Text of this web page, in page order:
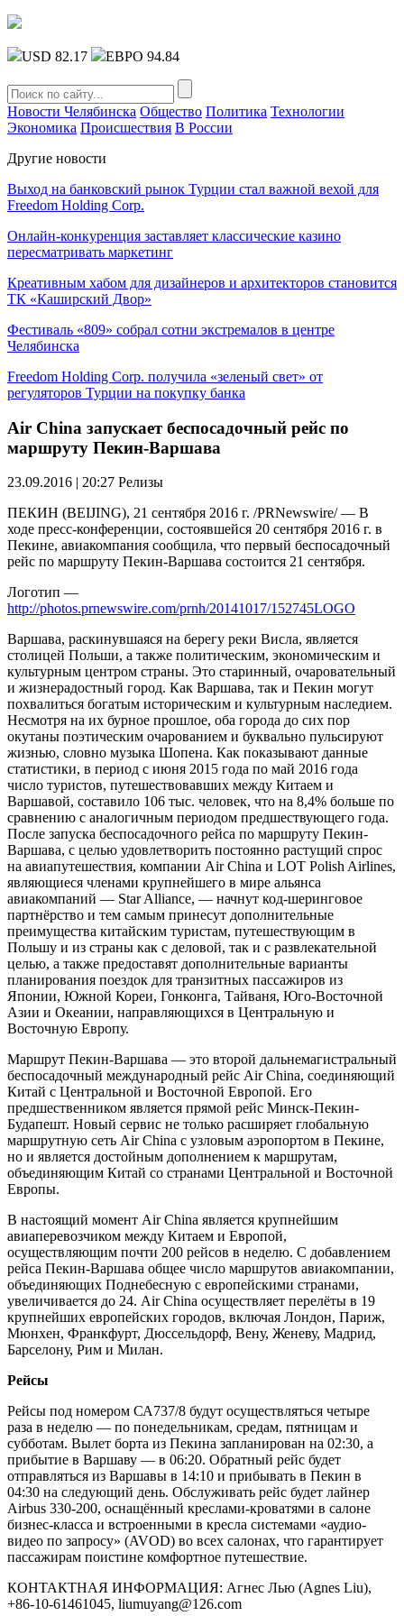
USD 82.17 ЕВРО 94.84
Новости Челябинска Общество Политика Технологии
Экономика Происшествия В России
Другие новости
Выход на банковский рынок Турции стал важной вехой для
Freedom Holding Corp.
Онлайн-конкуренция заставляет классические казино
пересматривать маркетинг
Креативным хабом для дизайнеров и архитекторов становится
ТК «Каширский Двор»
Фестиваль «809» собрал сотни экстремалов в центре
Челябинска
Freedom Holding Corp. получила «зеленый свет» от
регуляторов Турции на покупку банка
Air China запускает беспосадочный рейс по
маршруту Пекин-Варшава
23.09.2016 | 20:27 Релизы
ПЕКИН (BEIJING), 21 сентября 2016 г. /PRNewswire/ — В
ходе пресс-конференции, состоявшейся 20 сентября 2016 г. в
Пекине, авиакомпания сообщила, что первый беспосадочный
рейс по маршруту Пекин-Варшава состоится 21 сентября.
Логотип —
http://photos.prnewswire.com/prnh/20141017/152745LOGO
Варшава, раскинувшаяся на берегу реки Висла, является
столицей Польши, а также политическим, экономическим и
культурным центром страны. Это старинный, очаровательный
и жизнерадостный город. Как Варшава, так и Пекин могут
похвалиться богатым историческим и культурным наследием.
Несмотря на их бурное прошлое, оба города до сих пор
окутаны поэтическим очарованием и буквально пульсируют
жизнью, словно музыка Шопена. Как показывают данные
статистики, в период с июня 2015 года по май 2016 года
число туристов, путешествовавших между Китаем и
Варшавой, составило 106 тыс. человек, что на 8,4% больше по
сравнению с аналогичным периодом предшествующего года.
После запуска беспосадочного рейса по маршруту Пекин-
Варшава, с целью удовлетворить постоянно растущий спрос
на авиапутешествия, компании Air China и LOT Polish Airlines,
являющиеся членами крупнейшего в мире альянса
авиакомпаний — Star Alliance, — начнут код-шеринговое
партнёрство и тем самым принесут дополнительные
преимущества китайским туристам, путешествующим в
Польшу и из страны как с деловой, так и с развлекательной
целью, а также предоставят дополнительные варианты
планирования поездок для транзитных пассажиров из
Японии, Южной Кореи, Гонконга, Тайваня, Юго-Восточной
Азии и Океании, направляющихся в Центральную и
Восточную Европу.
Маршрут Пекин-Варшава — это второй дальнемагистральный
беспосадочный международный рейс Air China, соединяющий
Китай с Центральной и Восточной Европой. Его
предшественником является прямой рейс Минск-Пекин-
Будапешт. Новый сервис не только расширяет глобальную
маршрутную сеть Air China с узловым аэропортом в Пекине,
но и является достойным дополнением к маршрутам,
объединяющим Китай со странами Центральной и Восточной
Европы.
В настоящий момент Air China является крупнейшим
авиаперевозчиком между Китаем и Европой,
осуществляющим почти 200 рейсов в неделю. С добавлением
рейса Пекин-Варшава общее число маршрутов авиакомпании,
объединяющих Поднебесную с европейскими странами,
увеличивается до 24. Air China осуществляет перелёты в 19
крупнейших европейских городов, включая Лондон, Париж,
Мюнхен, Франкфурт, Дюссельдорф, Вену, Женеву, Мадрид,
Барселону, Рим и Милан.
Рейсы
Рейсы под номером СА737/8 будут осуществляться четыре
раза в неделю — по понедельникам, средам, пятницам и
субботам. Вылет борта из Пекина запланирован на 02:30, а
прибытие в Варшаву — в 06:20. Обратный рейс будет
отправляться из Варшавы в 14:10 и прибывать в Пекин в
04:30 на следующий день. Обслуживать рейс будет лайнер
Airbus 330-200, оснащённый креслами-кроватями в салоне
бизнес-класса и встроенными в кресла системами «аудио-
видео по запросу» (AVOD) во всех салонах, что гарантирует
пассажирам поистине комфортное путешествие.
КОНТАКТНАЯ ИНФОРМАЦИЯ: Агнес Лью (Agnes Liu),
+86-10-61461045, liumuyang@126.com